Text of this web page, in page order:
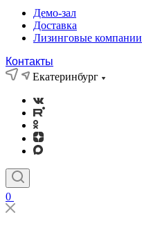
Демо-зал
Доставка
Лизинговые компании
Контакты
Екатеринбург
0